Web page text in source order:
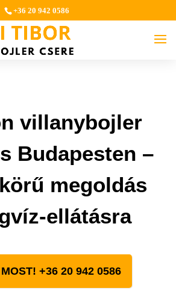
+36 20 942 0586
villanybojler
Budapesten –
megoldás
ellátásra
+36 20 942 0586